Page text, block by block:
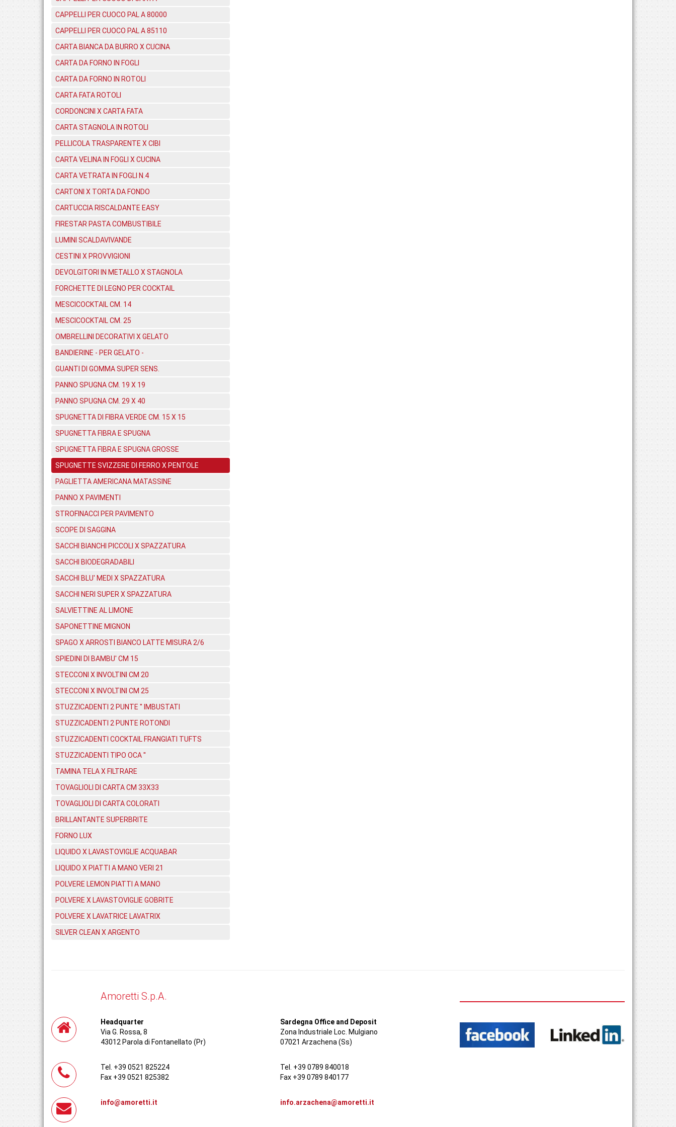
CAPPELLI PER CUOCO PAL A 80000
CAPPELLI PER CUOCO PAL A 85110
CARTA BIANCA DA BURRO X CUCINA
CARTA DA FORNO IN FOGLI
CARTA DA FORNO IN ROTOLI
CARTA FATA ROTOLI
CORDONCINI X CARTA FATA
CARTA STAGNOLA IN ROTOLI
PELLICOLA TRASPARENTE X CIBI
CARTA VELINA IN FOGLI X CUCINA
CARTA VETRATA IN FOGLI N.4
CARTONI X TORTA DA FONDO
CARTUCCIA RISCALDANTE EASY
FIRESTAR PASTA COMBUSTIBILE
LUMINI SCALDAVIVANDE
CESTINI X PROVVIGIONI
DEVOLGITORI IN METALLO X STAGNOLA
FORCHETTE DI LEGNO PER COCKTAIL
MESCICOCKTAIL CM. 14
MESCICOCKTAIL CM. 25
OMBRELLINI DECORATIVI X GELATO
BANDIERINE - PER GELATO -
GUANTI DI GOMMA SUPER SENS.
PANNO SPUGNA CM. 19 X 19
PANNO SPUGNA CM. 29 X 40
SPUGNETTA DI FIBRA VERDE CM. 15 X 15
SPUGNETTA FIBRA E SPUGNA
SPUGNETTA FIBRA E SPUGNA GROSSE
SPUGNETTE SVIZZERE DI FERRO X PENTOLE
PAGLIETTA AMERICANA MATASSINE
PANNO X PAVIMENTI
STROFINACCI PER PAVIMENTO
SCOPE DI SAGGINA
SACCHI BIANCHI PICCOLI X SPAZZATURA
SACCHI BIODEGRADABILI
SACCHI BLU' MEDI X SPAZZATURA
SACCHI NERI SUPER X SPAZZATURA
SALVIETTINE AL LIMONE
SAPONETTINE MIGNON
SPAGO X ARROSTI BIANCO LATTE MISURA 2/6
SPIEDINI DI BAMBU' CM 15
STECCONI X INVOLTINI CM 20
STECCONI X INVOLTINI CM 25
STUZZICADENTI 2 PUNTE '' IMBUSTATI
STUZZICADENTI 2 PUNTE ROTONDI
STUZZICADENTI COCKTAIL FRANGIATI TUFTS
STUZZICADENTI TIPO OCA ''
TAMINA TELA X FILTRARE
TOVAGLIOLI DI CARTA CM 33X33
TOVAGLIOLI DI CARTA COLORATI
BRILLANTANTE SUPERBRITE
FORNO LUX
LIQUIDO X LAVASTOVIGLIE ACQUABAR
LIQUIDO X PIATTI A MANO VERI 21
POLVERE LEMON PIATTI A MANO
POLVERE X LAVASTOVIGLIE GOBRITE
POLVERE X LAVATRICE LAVATRIX
SILVER CLEAN X ARGENTO
Amoretti S.p.A.
Headquarter
Via G. Rossa, 8
43012 Parola di Fontanellato (Pr)
Tel. +39 0521 825224
Fax +39 0521 825382
info@amoretti.it
Sardegna Office and Deposit
Zona Industriale Loc. Mulgiano
07021 Arzachena (Ss)
Tel. +39 0789 840018
Fax +39 0789 840177
info.arzachena@amoretti.it